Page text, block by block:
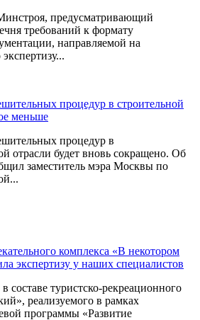
предусматривающий
требований к формату
направляемой на
процедур в строительной
меньше
процедур в
отрасли будет вновь сокращено. Об
заместитель мэра Москвы по
комплекса «В некотором
экспертизу у наших специалистов
составе туристско-рекреационного
реализуемого в рамках
программы «Развитие